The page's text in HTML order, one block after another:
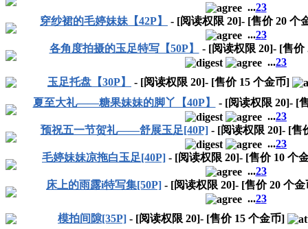
...23
穿纱裙的毛婷妹妹【42P】
- [阅读权限 20]- [售价20 个
...23
各角度拍摄的玉足特写【50P】
- [阅读权限 20]- [售价
...23
玉足托盘【30P】
- [阅读权限 20]- [售价 15 个金币]
夏至大礼——糖果妹妹的脚丫【40P】
- [阅读权限 20]- [
...23
预祝五一节贺礼——舒展玉足[40P]- [阅读权限 20]- [售
...23
毛婷妹妹凉拖白玉足[40P] - [阅读权限 20]- [售价 10 个
...23
床上的雨露i特写集[50P] - [阅读权限 20]- [售价20 个
...23
模拍间隙[35P] - [阅读权限 20]- [售价 15 个金币]